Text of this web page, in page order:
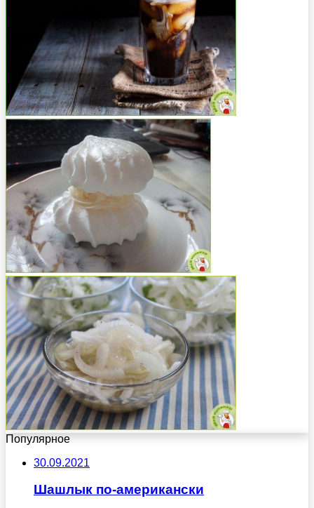
Популярное
30.09.2021
Шашлык по-американски